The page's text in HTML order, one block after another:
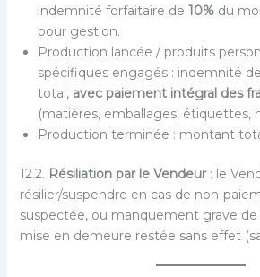
indemnité forfaitaire de 10%du
pour gestion.
Production lancée / produits
spécifiques engagés : indemnité de
total, avec paiement intégral des
(matières, emballages, étiquettes,
Production terminée : montant
12.2. Résiliation par le Vendeur: le
résilier/suspendre en cas de non-
suspectée, ou manquement grave de
mise en demeure restée sans effet